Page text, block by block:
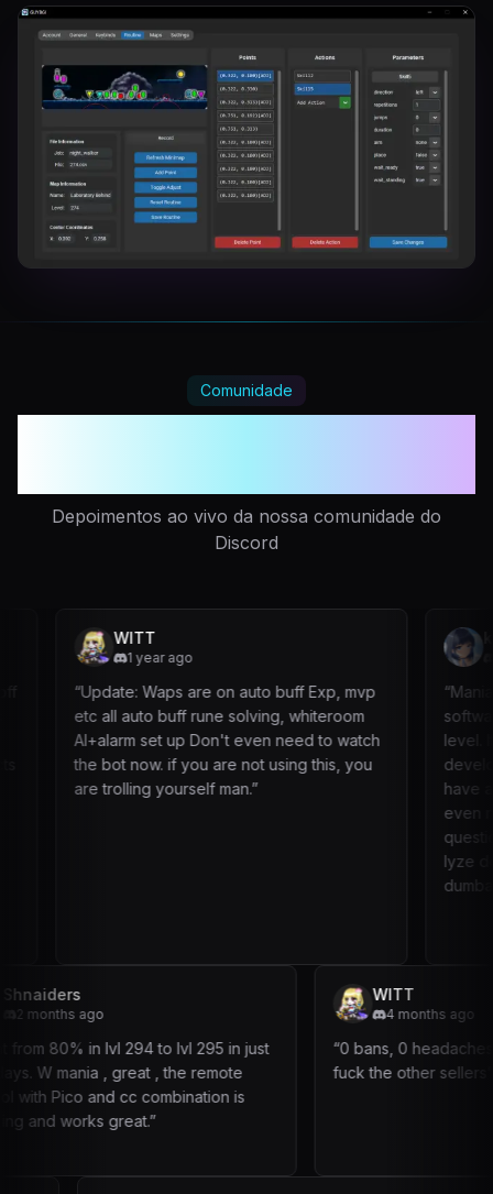
Comunidade
Depoimentos ao vivo da nossa comunidade do
Discord
WITT
1 year ago
Update: Waps are on auto buff Exp, mvp
etc all auto buff rune solving, whiteroom
AI+alarm set up Don't even need to watch
the bot now. if you are not using this, you
are trolling yourself man.”
kronicat
1 year
Mania #1.
software
level. Its pretty
developing a
have an ego
even new
questions
lyze doesnt
dumbass so
Shnaiders
2 months ago
“Went from 80% in lvl 294 to lvl 295 in just
two days. W mania , great , the remote
control with Pico and cc combination is
amazing and works great.
4
“ 0 bans, 0
fuck the